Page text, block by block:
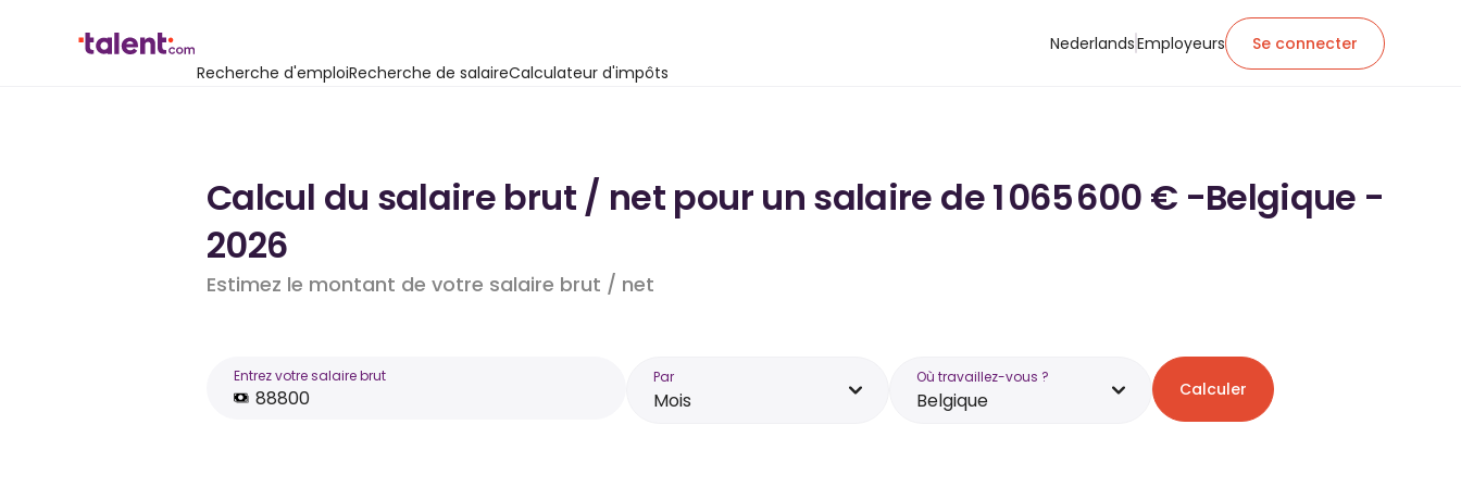
Recherche d'emploiRecherche de salaireCalculateur d'impôts
NederlandsEmployeurs Se connecter
Calcul du salaire brut / net pour un salaire de 1 065 600 € -Belgique -
2026
Estimez le montant de votre salaire brut / net
Entrez votre salaire brut Par
Mois
Où travaillez-vous ?
Belgique Calculer